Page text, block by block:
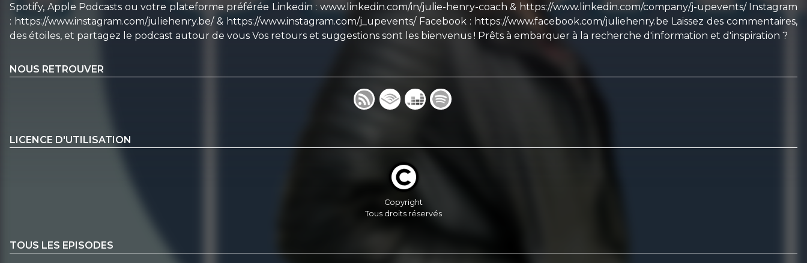
Spotify, Apple Podcasts ou votre plateforme préférée Linkedin : www.linkedin.com/in/julie-henry-coach & https://www.linkedin.com/company/j-upevents/ Instagram
: https://www.instagram.com/juliehenry.be/ & https://www.instagram.com/j_upevents/ Facebook : https://www.facebook.com/juliehenry.be Laissez des commentaires,
des étoiles, et partagez le podcast autour de vous Vos retours et suggestions sont les bienvenus ! Prêts à embarquer à la recherche d'information et d'inspiration ?
NOUS RETROUVER
LICENCE D'UTILISATION
Copyright
Tous droits réservés
TOUS LES EPISODES